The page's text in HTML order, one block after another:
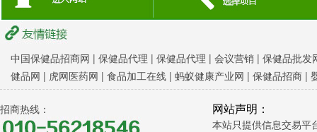
中国保健品招商网 | 保健品代理 | 保健品代理 | 会议营销 | 保健品批发
健品网 | 虎网医药网 | 食品加工在线 | 蚂蚁健康产业网 | 保健品招商 |
招商热线： 网站声明：
本站只提供信息交易平